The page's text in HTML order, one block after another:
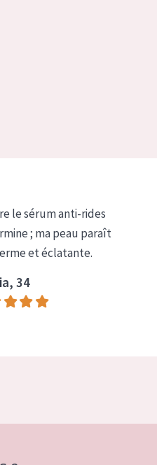
le sérum anti-rides
; ma peau paraît
et éclatante.
34